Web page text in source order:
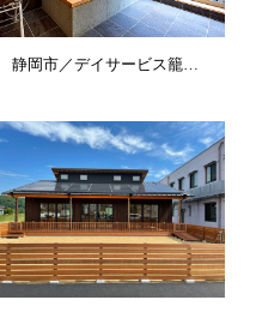
静岡市／デイサービス籠上の湯